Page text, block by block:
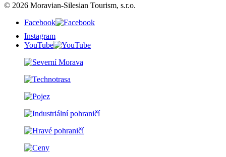
© 2026 Moravian-Silesian Tourism, s.r.o.
Facebook
Instagram
YouTube